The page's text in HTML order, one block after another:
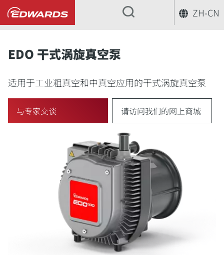
ZH-CN
...
EDO 干式涡旋真空泵
适用于工业粗真空和中真空应用的干式涡旋真空泵
与专家交谈 请访问我们的网上商城